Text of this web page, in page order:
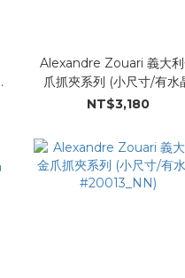
Alexandre Zouari 義大
爪抓夾系列 (小尺寸/有水
#20013_SS)
NT$3,180